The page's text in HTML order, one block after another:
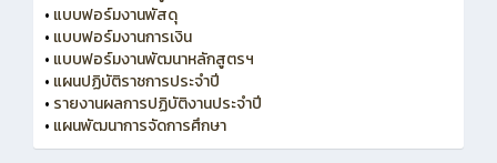
• แบบฟอร์มงานพัสดุ
• แบบฟอร์มงานการเงิน
• แบบฟอร์มงานพัฒนาหลักสูตรฯ
• แผนปฏิบัติราชการประจำปี
• รายงานผลการปฏิบัติงานประจำปี
• แผนพัฒนาการจัดการศึกษา